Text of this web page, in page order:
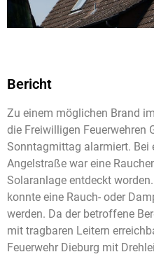
Bericht
Zu einem möglichen Brand
die Freiwilligen Feuerwehren
Sonntagmittag alarmiert. Bei
Angelstraße war eine
Solaranlage entdeckt
konnte eine Rauch- oder
werden. Da der betroffene
mit tragbaren Leitern
Feuerwehr Dieburg mit